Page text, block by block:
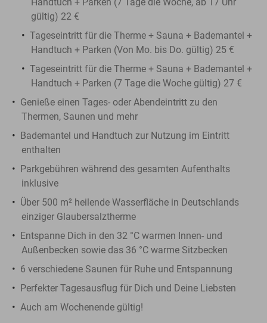
gültig) 22 €
Tageseintritt für die Therme + Sauna + Bademantel +
Handtuch + Parken (Von Mo. bis Do. gültig) 25 €
Tageseintritt für die Therme + Sauna + Bademantel +
Handtuch + Parken (7 Tage die Woche gültig) 27 €
Genieße einen Tages- oder Abendeintritt zu den
Thermen, Saunen und mehr
Bademantel und Handtuch zur Nutzung im Eintritt
enthalten
Parkgebühren während des gesamten Aufenthalts
inklusive
Über 500 m² heilende Wasserfläche in Deutschlands
einziger Glaubersalztherme
Entspanne Dich in den 32 °C warmen Innen- und
Außenbecken sowie das 36 °C warme Sitzbecken
6 verschiedene Saunen für Ruhe und Entspannung
Perfekter Tagesausflug für Dich und Deine Liebsten
Auch am Wochenende gültig!